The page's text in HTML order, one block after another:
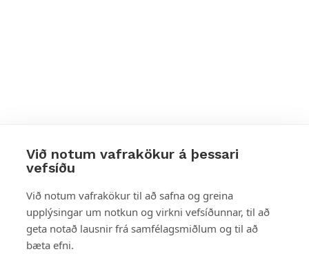
Við notum vafrakökur á þessari
vefsíðu
Við notum vafrakökur til að safna og greina
upplýsingar um notkun og virkni vefsíðunnar, til að
geta notað lausnir frá samfélagsmiðlum og til að
bæta efni.
Styttu þér leið
Mest skoðað